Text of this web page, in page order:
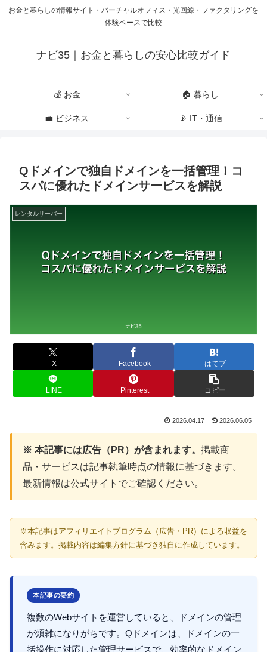
お金と暮らしの情報サイト・バーチャルオフィス・光回線・ファクタリングを
体験ベースで比較
ナビ35｜お金と暮らしの安心比較ガイド
💰 お金 🏠 暮らし
💼 ビジネス 📡 IT・通信
Qドメインで独自ドメインを一括管理！コ
スパに優れたドメインサービスを解説
レンタルサーバー
X Facebook はてブ
LINE Pinterest コピー
2026.04.17 2026.06.05
※ 本記事には広告（PR）が含まれます。 掲載商
品・サービスは記事執筆時点の情報に基づきます。
最新情報は公式サイトでご確認ください。
※本記事はアフィリエイトプログラム（広告・PR）による収益を
含みます。掲載内容は編集方針に基づき独自に作成しています。
本記事の要約
複数のWebサイトを運営していると、ドメインの管理
が煩雑になりがちです。Qドメインは、ドメインの一
括操作に対応した管理サービスで、効率的なドメイン